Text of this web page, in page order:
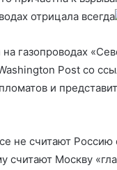
отрицала всегда
газопроводах
Post со
и
не считают Россию
считают Москву
поударов